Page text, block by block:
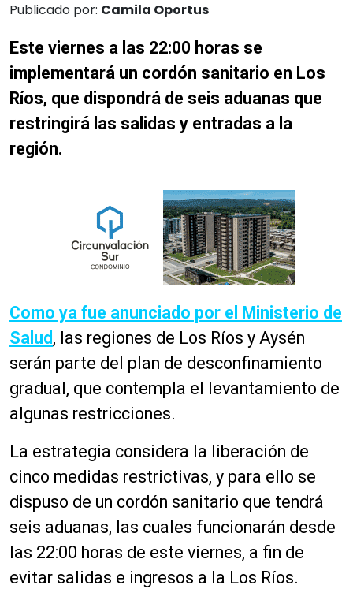
Publicado por: Camila Oportus
Este viernes a las 22:00 horas se
implementará un cordón sanitario en Los
Ríos, que dispondrá de seis aduanas que
restringirá las salidas y entradas a la
región.
Como ya fue anunciado por el Ministerio de
Salud, las regiones de Los Ríos y Aysén
serán parte del plan de desconfinamiento
gradual, que contempla el levantamiento de
algunas restricciones.
La estrategia considera la liberación de
cinco medidas restrictivas, y para ello se
dispuso de un cordón sanitario que tendrá
seis aduanas, las cuales funcionarán desde
las 22:00 horas de este viernes, a fin de
evitar salidas e ingresos a la Los Ríos.